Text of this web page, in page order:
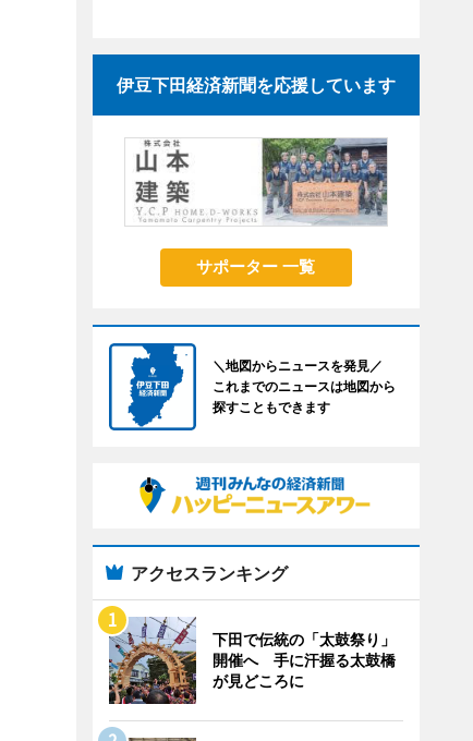
伊豆下田経済新聞を応援しています
サポーター 一覧
＼地図からニュースを発見／
これまでのニュースは地図から
探すこともできます
アクセスランキング
下田で伝統の「太鼓祭り」
開催へ 手に汗握る太鼓橋
が見どころに